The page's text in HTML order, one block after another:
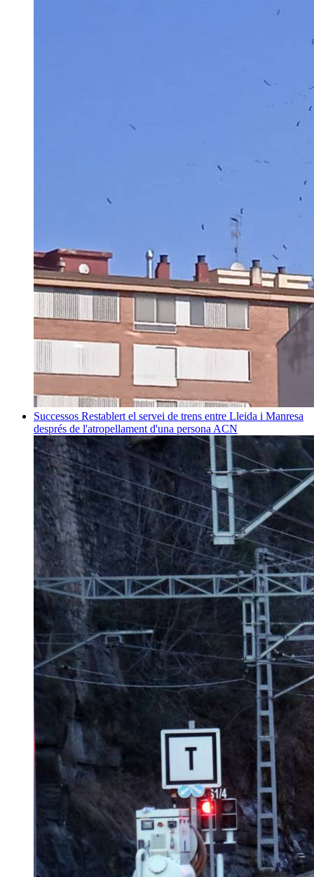
Successos Restablert el servei de trens entre Lleida i Manresa
després de l'atropellament d'una persona ACN